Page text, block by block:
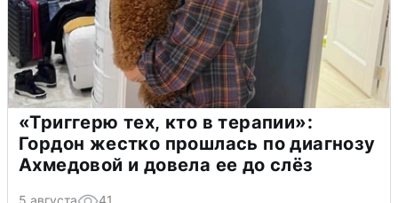
«Триггерю тех, кто в терапии»:
Гордон жестко прошлась по диагнозу
Ахмедовой и довела ее до слёз
5 августа 41